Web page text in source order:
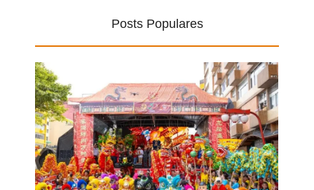
Posts Populares